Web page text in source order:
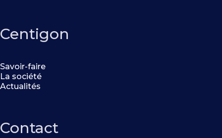
Centigon
Savoir-faire
La société
Actualités
Contact